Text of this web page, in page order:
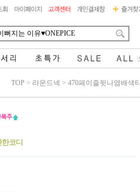
TOP > 라운드넥 > 470페이즐뒷나염배색티
한코디